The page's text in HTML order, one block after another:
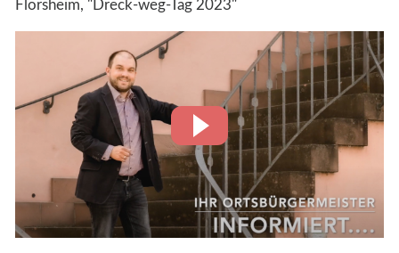
Datenschutz
Seite drucken
Flörsheim, "Dreck-weg-Tag 2023"